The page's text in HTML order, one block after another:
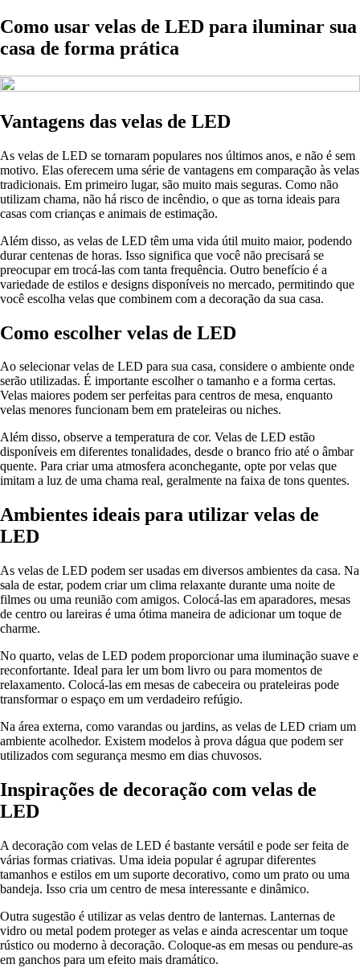
Como usar velas de LED para iluminar sua
casa de forma prática
Vantagens das velas de LED
As velas de LED se tornaram populares nos últimos anos, e não é sem
motivo. Elas oferecem uma série de vantagens em comparação às velas
tradicionais. Em primeiro lugar, são muito mais seguras. Como não
utilizam chama, não há risco de incêndio, o que as torna ideais para
casas com crianças e animais de estimação.
Além disso, as velas de LED têm uma vida útil muito maior, podendo
durar centenas de horas. Isso significa que você não precisará se
preocupar em trocá-las com tanta frequência. Outro benefício é a
variedade de estilos e designs disponíveis no mercado, permitindo que
você escolha velas que combinem com a decoração da sua casa.
Como escolher velas de LED
Ao selecionar velas de LED para sua casa, considere o ambiente onde
serão utilizadas. É importante escolher o tamanho e a forma certas.
Velas maiores podem ser perfeitas para centros de mesa, enquanto
velas menores funcionam bem em prateleiras ou niches.
Além disso, observe a temperatura de cor. Velas de LED estão
disponíveis em diferentes tonalidades, desde o branco frio até o âmbar
quente. Para criar uma atmosfera aconchegante, opte por velas que
imitam a luz de uma chama real, geralmente na faixa de tons quentes.
Ambientes ideais para utilizar velas de
LED
As velas de LED podem ser usadas em diversos ambientes da casa. Na
sala de estar, podem criar um clima relaxante durante uma noite de
filmes ou uma reunião com amigos. Colocá-las em aparadores, mesas
de centro ou lareiras é uma ótima maneira de adicionar um toque de
charme.
No quarto, velas de LED podem proporcionar uma iluminação suave e
reconfortante. Ideal para ler um bom livro ou para momentos de
relaxamento. Colocá-las em mesas de cabeceira ou prateleiras pode
transformar o espaço em um verdadeiro refúgio.
Na área externa, como varandas ou jardins, as velas de LED criam um
ambiente acolhedor. Existem modelos à prova dágua que podem ser
utilizados com segurança mesmo em dias chuvosos.
Inspirações de decoração com velas de
LED
A decoração com velas de LED é bastante versátil e pode ser feita de
várias formas criativas. Uma ideia popular é agrupar diferentes
tamanhos e estilos em um suporte decorativo, como um prato ou uma
bandeja. Isso cria um centro de mesa interessante e dinâmico.
Outra sugestão é utilizar as velas dentro de lanternas. Lanternas de
vidro ou metal podem proteger as velas e ainda acrescentar um toque
rústico ou moderno à decoração. Coloque-as em mesas ou pendure-as
em ganchos para um efeito mais dramático.